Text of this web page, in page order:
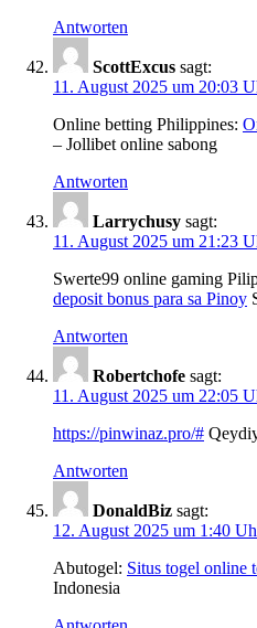
Antworten
ScottExcus sagt:
11. August 2025 um 20:03
Online betting Philippines:
– Jollibet online sabong
Antworten
Larrychusy sagt:
11. August 2025 um 21:23
Swerte99 online gaming
deposit bonus para sa Pinoy
Antworten
Robertchofe sagt:
11. August 2025 um 22:05
https://pinwinaz.pro/#
Antworten
DonaldBiz sagt:
12. August 2025 um 1:40
Abutogel: Situs togel online
Indonesia